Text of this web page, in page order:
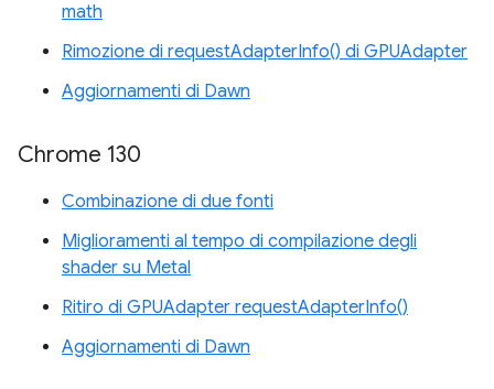
math
Rimozione di requestAdapterInfo() di GPUAdapter
Aggiornamenti di Dawn
Chrome 130
Combinazione di due fonti
Miglioramenti al tempo di compilazione degli
shader su Metal
Ritiro di GPUAdapter requestAdapterInfo()
Aggiornamenti di Dawn